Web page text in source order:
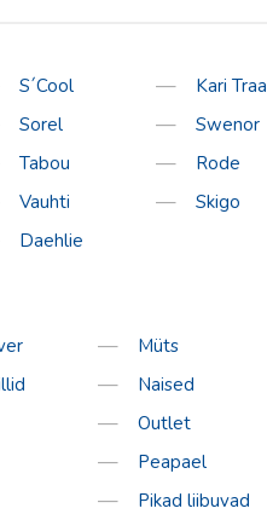
S´Cool
Sorel
Tabou
Vauhti
Daehlie
Kari Traa
Swenor
Rode
Skigo
Müts
Naised
Outlet
Peapael
Pikad liibuvad